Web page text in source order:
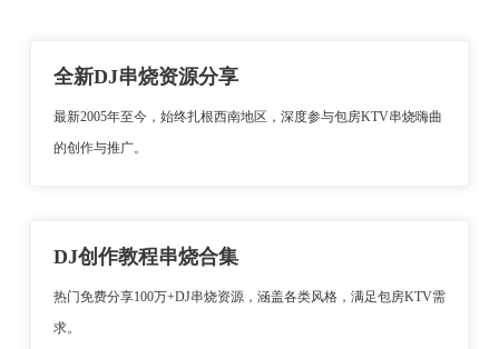
全新DJ串烧资源分享
最新2005年至今，始终扎根西南地区，深度参与包房KTV串烧嗨曲
的创作与推广。
DJ创作教程串烧合集
热门免费分享100万+DJ串烧资源，涵盖各类风格，满足包房KTV需
求。